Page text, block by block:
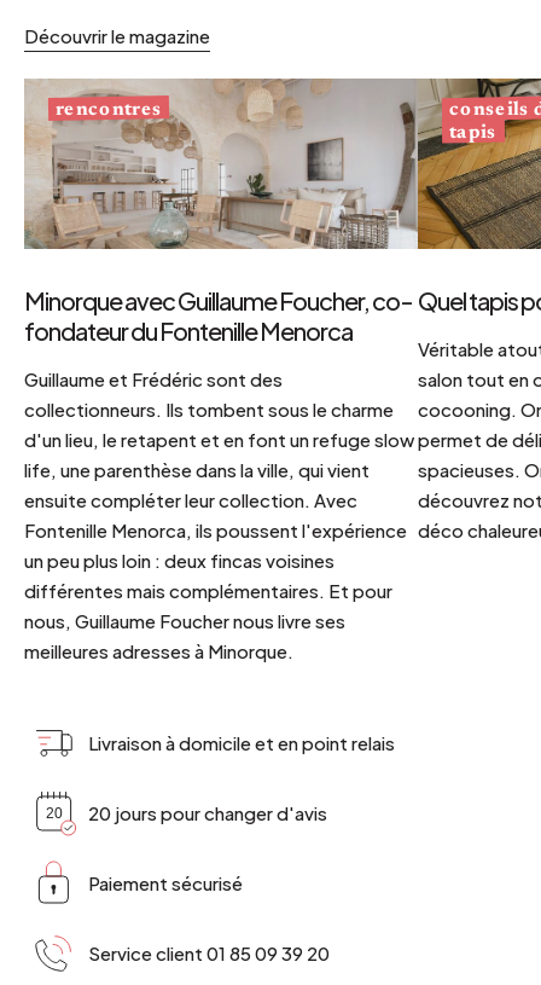
Découvrir le magazine
rencontres
Minorque avec Guillaume Foucher, co-
fondateur du Fontenille Menorca
Guillaume et Frédéric sont des
collectionneurs. Ils tombent sous le charme
d'un lieu, le retapent et en font un refuge slow
life, une parenthèse dans la ville, qui vient
ensuite compléter leur collection. Avec
Fontenille Menorca, ils poussent l'expérience
un peu plus loin : deux fincas voisines
différentes mais complémentaires. Et pour
nous, Guillaume Foucher nous livre ses
meilleures adresses à Minorque.
conseils
tapis
Quel tapis
Véritable
salon tout en
cocooning.
permet de
spacieuses.
découvrez
déco
Livraison à domicile et en point relais
20 jours pour changer d'avis
Paiement sécurisé
Service client 01 85 09 39 20